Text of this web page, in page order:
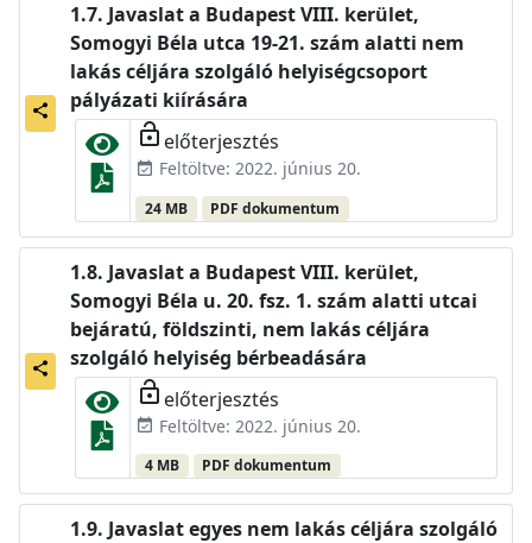
share
Javaslat a Budapest VIII. kerület,
Somogyi Béla utca 19-21. szám alatti nem
lakás céljára szolgáló helyiségcsoport
pályázati kiírására
lock_open előterjesztés
event_available Feltöltve: 2022. június 20.
24 MB PDF dokumentum
share
Javaslat a Budapest VIII. kerület,
Somogyi Béla u. 20. fsz. 1. szám alatti utcai
bejáratú, földszinti, nem lakás céljára
szolgáló helyiség bérbeadására
lock_open előterjesztés
event_available Feltöltve: 2022. június 20.
4 MB PDF dokumentum
Javaslat egyes nem lakás céljára szolgáló